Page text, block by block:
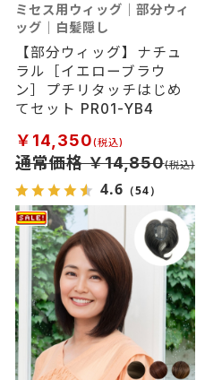
【部分ウィッグ】ナチュ
ラル［イエローブラウ
ン］プチリタッチはじめ
てセット PR01-YB4
ミセス用ウィッグ｜部分ウィ
ッグ｜白髪隠し
￥14,350
通常価格 ￥14,850
4.6 （54）